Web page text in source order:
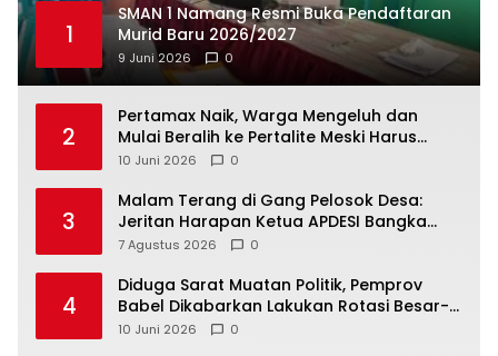
1
SMAN 1 Namang Resmi Buka Pendaftaran
Murid Baru 2026/2027
9 Juni 2026 0
2
‎Pertamax Naik, Warga Mengeluh dan
Mulai Beralih ke Pertalite Meski Harus
10 Juni 2026 0
3
Malam Terang di Gang Pelosok Desa:
Jeritan Harapan Ketua APDESI Bangka
Tengah untuk PLN Babel
7 Agustus 2026 0
4
‎Diduga Sarat Muatan Politik, Pemprov
Babel Dikabarkan Lakukan Rotasi Besar-
10 Juni 2026 0